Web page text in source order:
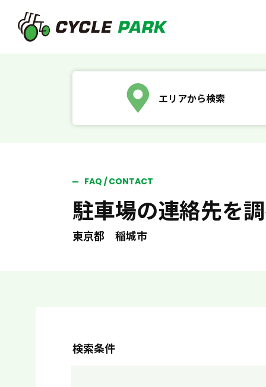
エリアから検索
FAQ / CONTACT
駐車場の連絡先を
東京都 稲城市
検索条件